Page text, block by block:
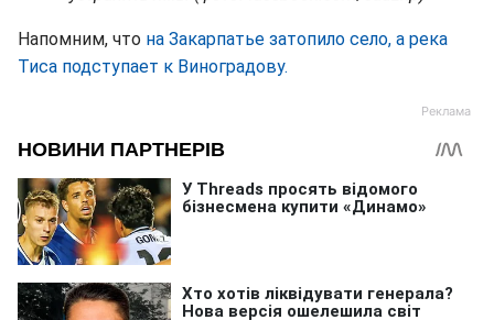
Напомним, что на Закарпатье затопило село, а река
Тиса подступает к Виноградову.